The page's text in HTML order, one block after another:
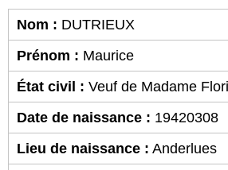
Nom : DUTRIEUX
Prénom : Maurice
État civil : Veuf de Madame
Date de naissance : 19420308
Lieu de naissance : Anderlues